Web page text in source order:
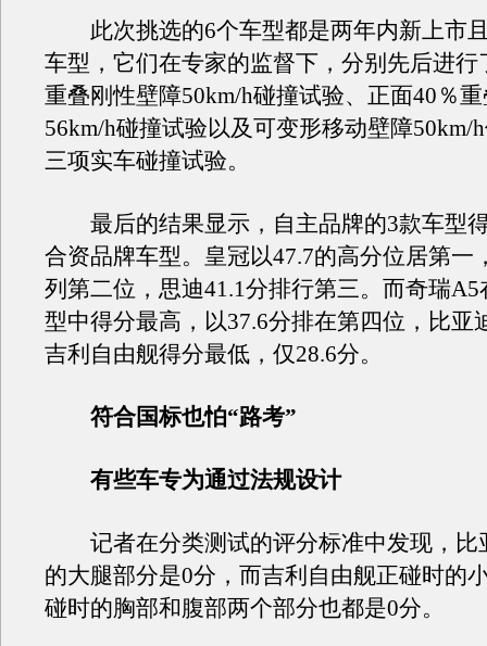
此次挑选的6个车型都是两年内新上市
车型，它们在专家的监督下，分别先后进行
重叠刚性壁障50km/h碰撞试验、正面40％
56km/h碰撞试验以及可变形移动壁障50km/
三项实车碰撞试验。
最后的结果显示，自主品牌的3款车型
合资品牌车型。皇冠以47.7的高分位居第一
列第二位，思迪41.1分排行第三。而奇瑞
型中得分最高，以37.6分排在第四位，比亚
吉利自由舰得分最低，仅28.6分。
符合国标也怕“路考”
有些车专为通过法规设计
记者在分类测试的评分标准中发现，比
的大腿部分是0分，而吉利自由舰正碰时的
碰时的胸部和腹部两个部分也都是0分。